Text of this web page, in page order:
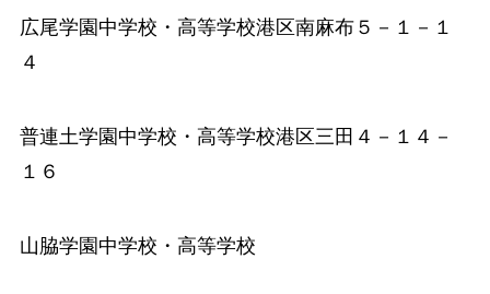
広尾学園中学校 ・高等学校港区南麻布５－１－１
４
普連土学園中学校 ・高等学校港区三田４－１４－
１６
山脇学園中学校 ・高等学校